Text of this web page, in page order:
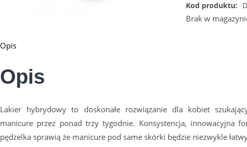
Kod produktu:
Brak w
Opis
Opis
Lakier hybrydowy to doskonałe rozwiązanie dla kobiet
manicure przez ponad trzy tygodnie. Konsystencja, innowacyjna
pędzelka sprawią że manicure pod same skórki będzie niezwykle